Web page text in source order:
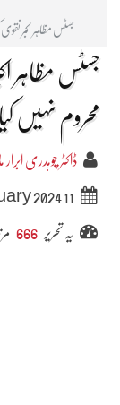
جسٹس مظاہر اکبر
جسٹس مظاہر
محروم نہیں
ڈاکٹر چوہدری ابرار
11 January 2024ء
یہ تحریر 666